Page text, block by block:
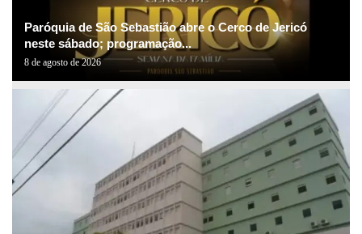
Paróquia de São Sebastião abre o Cerco de Jericó
neste sábado; programação...
8 de agosto de 2026